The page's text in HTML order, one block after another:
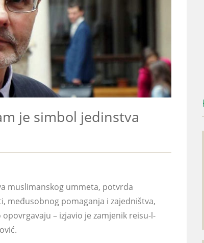
je simbol jedinstva
muslimanskog ummeta, potvrda
pomaganja i zajedništva,
– izjavio je zamjenik reisu-l-